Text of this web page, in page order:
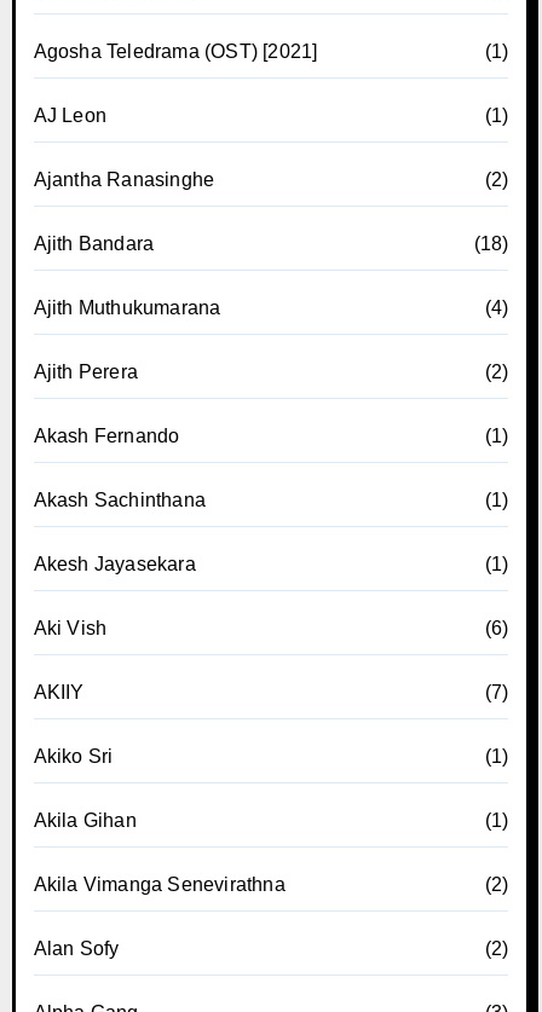
Agosha Teledrama (OST) [2021] (1)
AJ Leon (1)
Ajantha Ranasinghe (2)
Ajith Bandara (18)
Ajith Muthukumarana (4)
Ajith Perera (2)
Akash Fernando (1)
Akash Sachinthana (1)
Akesh Jayasekara (1)
Aki Vish (6)
AKIIY (7)
Akiko Sri (1)
Akila Gihan (1)
Akila Vimanga Senevirathna (2)
Alan Sofy (2)